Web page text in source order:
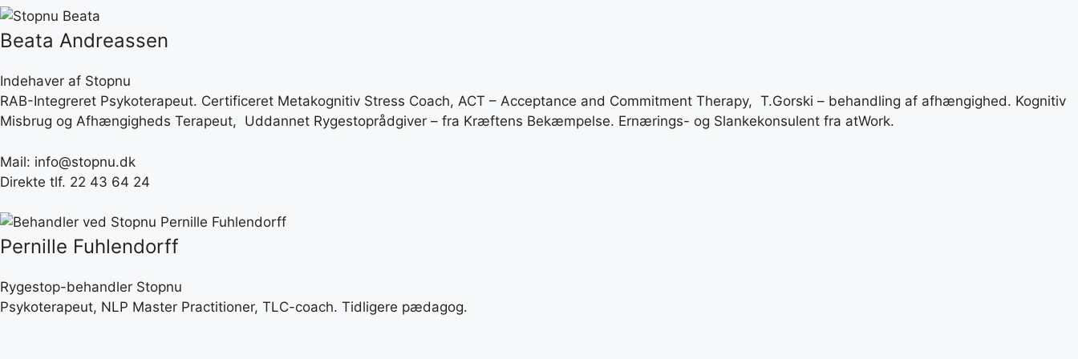
Beata Andreassen
Indehaver af Stopnu
RAB-Integreret Psykoterapeut. Certificeret Metakognitiv Stress Coach, ACT – Acceptance and Commitment Therapy, T.Gorski – behandling af afhængighed. Kognitiv
Misbrug og Afhængigheds Terapeut, Uddannet Rygestoprådgiver – fra Kræftens Bekæmpelse. Ernærings- og Slankekonsulent fra atWork.
Mail: info@stopnu.dk
Direkte tlf. 22 43 64 24
Pernille Fuhlendorff
Rygestop-behandler Stopnu
Psykoterapeut, NLP Master Practitioner, TLC-coach. Tidligere pædagog.